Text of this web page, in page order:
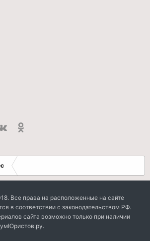
Все права на расположенные на сайте
в соответствии с законодательством РФ.
сайта возможно только при наличии